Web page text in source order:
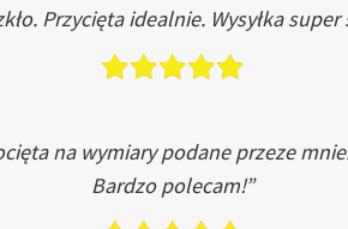
Przycięta idealnie. Wysyłka
na wymiary podane przeze
Bardzo polecam!”